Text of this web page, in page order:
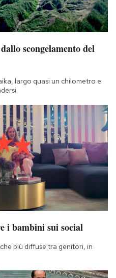
scongelamento del
largo quasi un chilometro e
i bambini sui social
più diffuse tra genitori, in